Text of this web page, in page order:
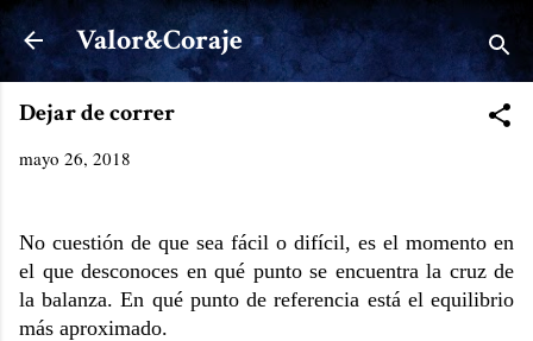
Ir al contenido principal
Valor&Coraje
Dejar de correr
mayo 26, 2018
No cuestión de que sea fácil o difícil, es el momento en
el que desconoces en qué punto se encuentra la cruz de
la balanza. En qué punto de referencia está el equilibrio
más aproximado.